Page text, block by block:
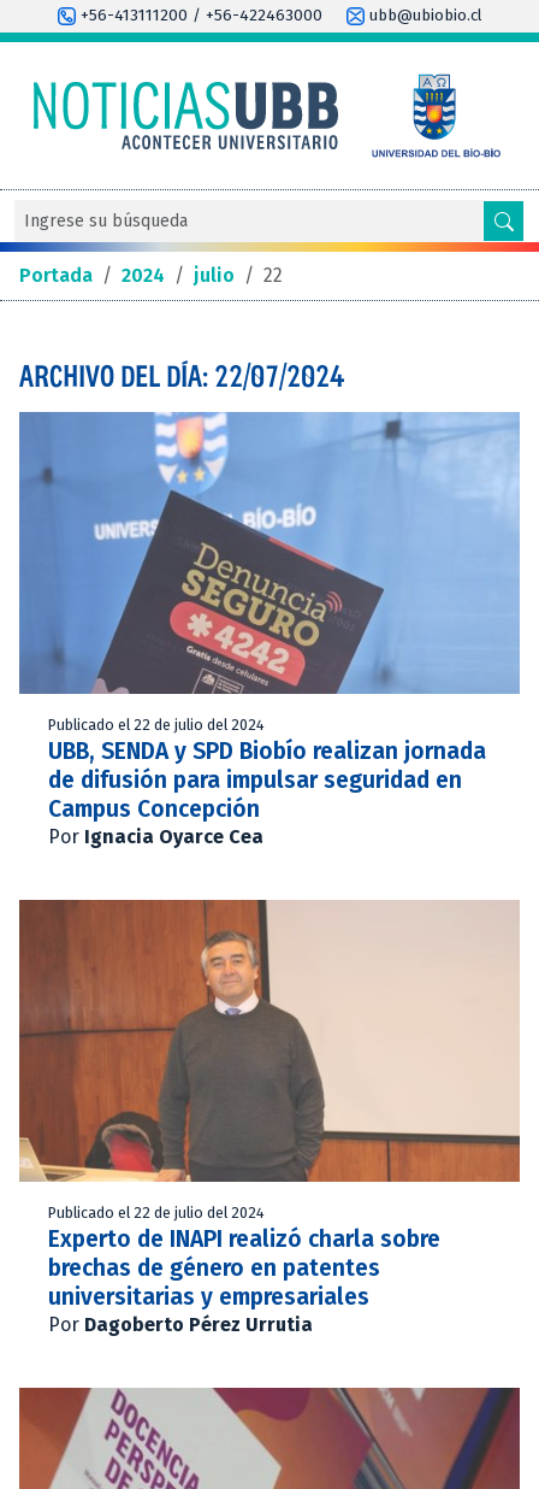
+56-413111200 / +56-422463000 ubb@ubiobio.cl
Portada / 2024 / julio / 22
ARCHIVO DEL DÍA: 22/07/2024
Publicado el 22 de julio del 2024
UBB, SENDA y SPD Biobío realizan jornada
de difusión para impulsar seguridad en
Campus Concepción
Por Ignacia Oyarce Cea
Publicado el 22 de julio del 2024
Experto de INAPI realizó charla sobre
brechas de género en patentes
universitarias y empresariales
Por Dagoberto Pérez Urrutia